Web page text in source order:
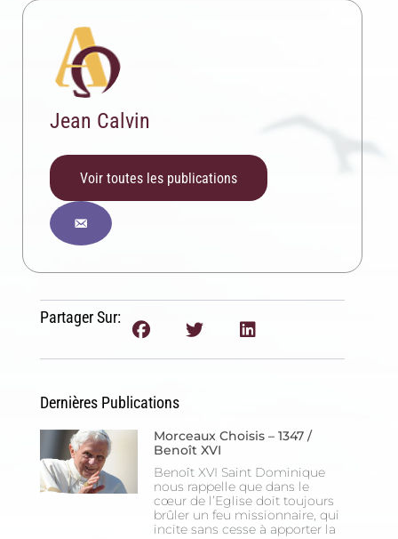
Jean Calvin
Voir toutes les publications
Partager Sur:
Dernières Publications
Morceaux Choisis – 1347 /
Benoît XVI
Benoît XVI Saint Dominique
nous rappelle que dans le
cœur de l’Eglise doit toujours
brûler un feu missionnaire, qui
incite sans cesse à apporter la
veuillez indiquer ci-dessous votre adresse mail.